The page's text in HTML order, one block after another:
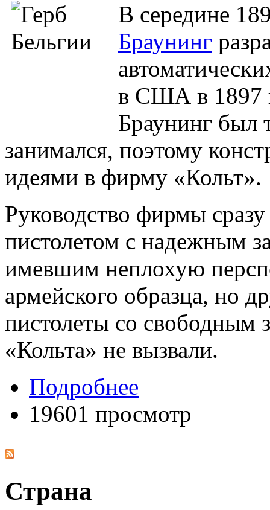
В середине
Браунинг
в США в 1897
Браунинг был
занимался, поэтому
идеями в фирму «Кольт».
Руководство фирмы
пистолетом с надежным
имевшим неплохую
армейского образца, но
пистолеты со свободным
«Кольта» не вызвали.
Подробнее
19601 просмотр
Страна